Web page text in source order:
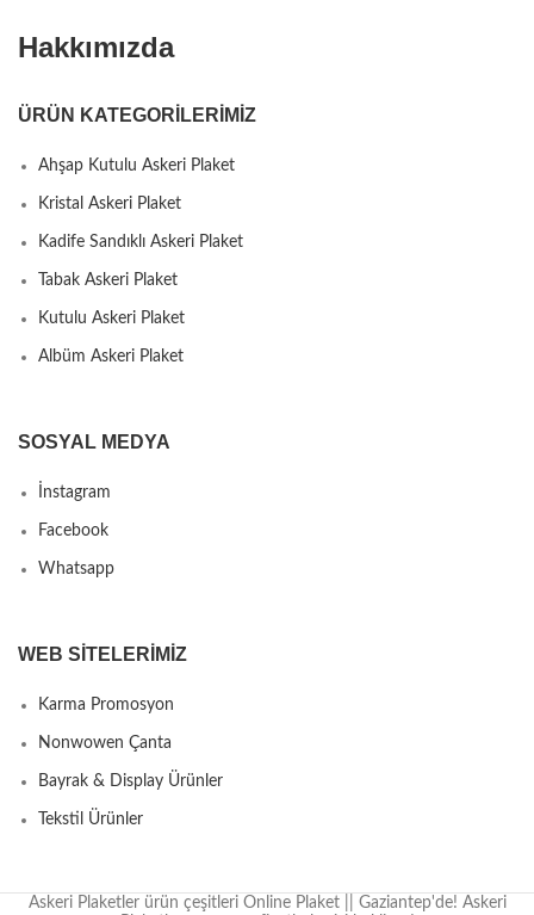
Hakkımızda
ÜRÜN KATEGORILERIMIZ
Ahşap Kutulu Askeri Plaket
Kristal Askeri Plaket
Kadife Sandıklı Askeri Plaket
Tabak Askeri Plaket
Kutulu Askeri Plaket
Albüm Askeri Plaket
SOSYAL MEDYA
İnstagram
Facebook
Whatsapp
WEB SITELERIMIZ
Karma Promosyon
Nonwowen Çanta
Bayrak & Display Ürünler
Tekstil Ürünler
Askeri Plaketler ürün çeşitleri Online Plaket || Gaziantep'de! Askeri